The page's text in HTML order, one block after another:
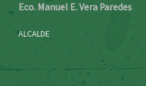
Eco. Manuel E. Vera Paredes
ALCALDE